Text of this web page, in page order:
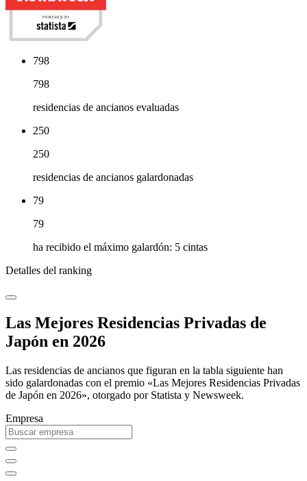
798
798
residencias de ancianos evaluadas
250
250
residencias de ancianos galardonadas
79
79
ha recibido el máximo galardón: 5 cintas
Detalles del ranking
Las Mejores Residencias Privadas de
Japón en 2026
Las residencias de ancianos que figuran en la tabla siguiente han
sido galardonadas con el premio «Las Mejores Residencias Privadas
de Japón en 2026», otorgado por Statista y Newsweek.
Empresa